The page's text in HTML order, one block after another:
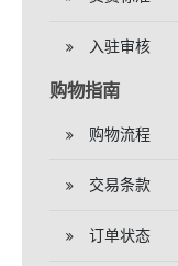
入驻审核
购物指南
购物流程
交易条款
订单状态